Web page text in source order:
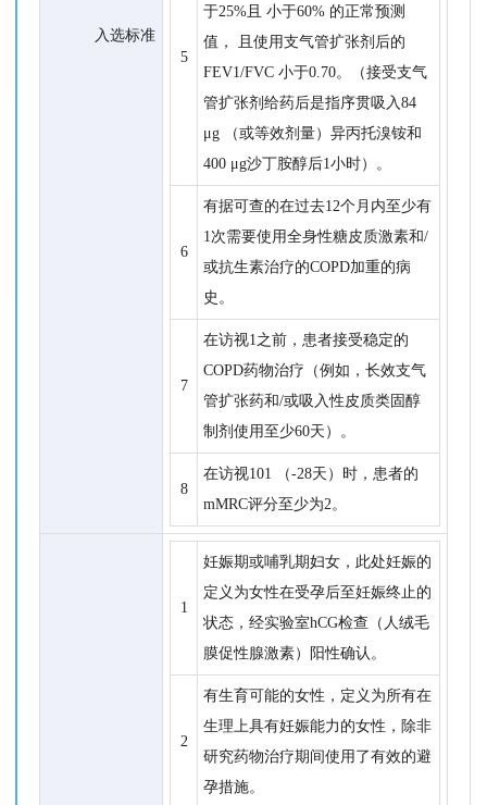
入选标准
5
于25%且 小于60% 的正常预测
值， 且使用支气管扩张剂后的
FEV1/FVC 小于0.70。（接受支气
管扩张剂给药后是指序贯吸入84
μg （或等效剂量）异丙托溴铵和
400 μg沙丁胺醇后1小时）。
6
有据可查的在过去12个月内至少有
1次需要使用全身性糖皮质激素和/
或抗生素治疗的COPD加重的病
史。
7
在访视1之前，患者接受稳定的
COPD药物治疗（例如，长效支气
管扩张药和/或吸入性皮质类固醇
制剂使用至少60天）。
8
在访视101 （-28天）时，患者的
mMRC评分至少为2。
1
妊娠期或哺乳期妇女，此处妊娠的
定义为女性在受孕后至妊娠终止的
状态，经实验室hCG检查（人绒毛
膜促性腺激素）阳性确认。
2
有生育可能的女性，定义为所有在
生理上具有妊娠能力的女性，除非
研究药物治疗期间使用了有效的避
孕措施。